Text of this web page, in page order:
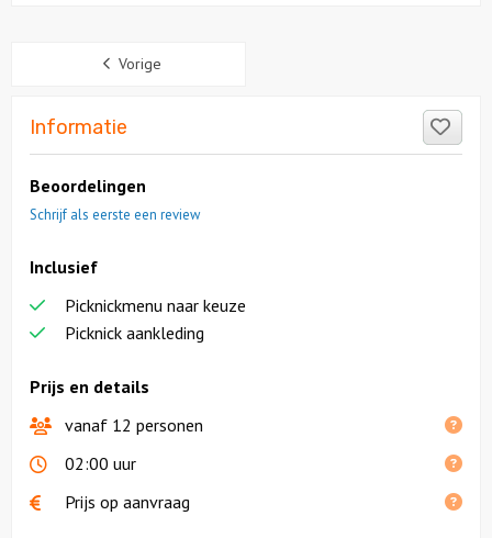
Vorige
Informatie
Beoordelingen
Schrijf als eerste een review
Prijs en details
vanaf 12 personen
02:00 uur
Prijs op aanvraag
Inclusief
Picknickmenu naar keuze
Picknick aankleding